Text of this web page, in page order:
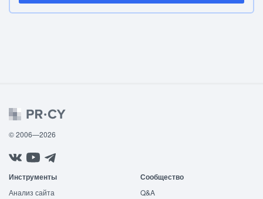
© 2006—2026
Инструменты
Анализ сайта
Сообщество
Q&A